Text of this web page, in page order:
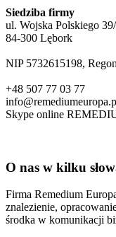
Siedziba firmy
ul. Wojska Polskiego
84-300 Lębork
NIP 5732615198,
+48 507 77 03 77
Skype online
O nas w kilku
Firma Remedium
znalezienie,
środka w komunikacji